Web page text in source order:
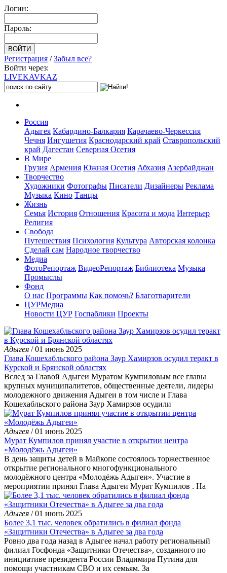
Логин:
Пароль:
Регистрация /Забыл все?
Войти через:
LIVEKAVKAZ
Россия
Адыгея Кабардино-Балкария Карачаево-Черкессия
Чечня Ингушетия Краснодарский край Ставропольский
край Дагестан Северная Осетия
В Мире
Грузия Армения Южная Осетия Абхазия Азербайджан
Творчество
Художники Фотографы Писатели Дизайнеры Реклама
Музыка Кино Танцы
Жизнь
Семья История Отношения Красота и мода Интерьер
Религия
Свобода
Путешествия Психология Культура Авторская колонка
Сделай сам Народное творчество
Медиа
ФотоРепортаж ВидеоРепортаж Библиотека Музыка
Промыслы
Фонд
О нас Программы Как помочь? Благотварители
ЦУРМедиа
Новости ЦУР Госпаблики Проекты
Адыгея / 01 июнь 2025
Глава Кошехабльского района Заур Хамирзов осудил теракт в
Курской и Брянской областях
Вслед за Главой Адыгеи Муратом Кумпиловым все главы
крупных муниципалитетов, общественные деятели, лидеры
молодежного движения Адыгеи в том числе и Глава
Кошехабльского района Заур Хамирзов осудили
Адыгея / 01 июнь 2025
Мурат Кумпилов принял участие в открытии центра
«Молодёжь Адыгеи»
В день защиты детей в Майкопе состоялось торжественное
открытие регионального многофункционального
молодёжного центра «Молодёжь Адыгеи». Участие в
мероприятии принял Глава Адыгеи Мурат Кумпилов . На
Адыгея / 01 июнь 2025
Более 3,1 тыс. человек обратились в филиал фонда
«Защитники Отечества» в Адыгее за два года
Ровно два года назад в Адыгее начал работу региональный
филиал Госфонда «Защитники Отечества», созданного по
инициативе президента России Владимира Путина для
помощи участникам СВО и их семьям. За